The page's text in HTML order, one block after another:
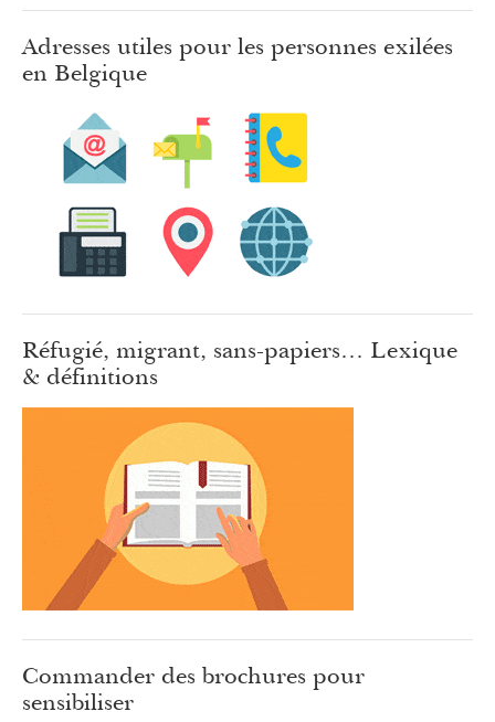
Adresses utiles pour les personnes exilées
en Belgique
Réfugié, migrant, sans-papiers… Lexique
& définitions
Commander des brochures pour
sensibiliser